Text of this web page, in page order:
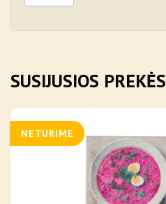
SUSIJUSIOS PREKĖS
NETURIME